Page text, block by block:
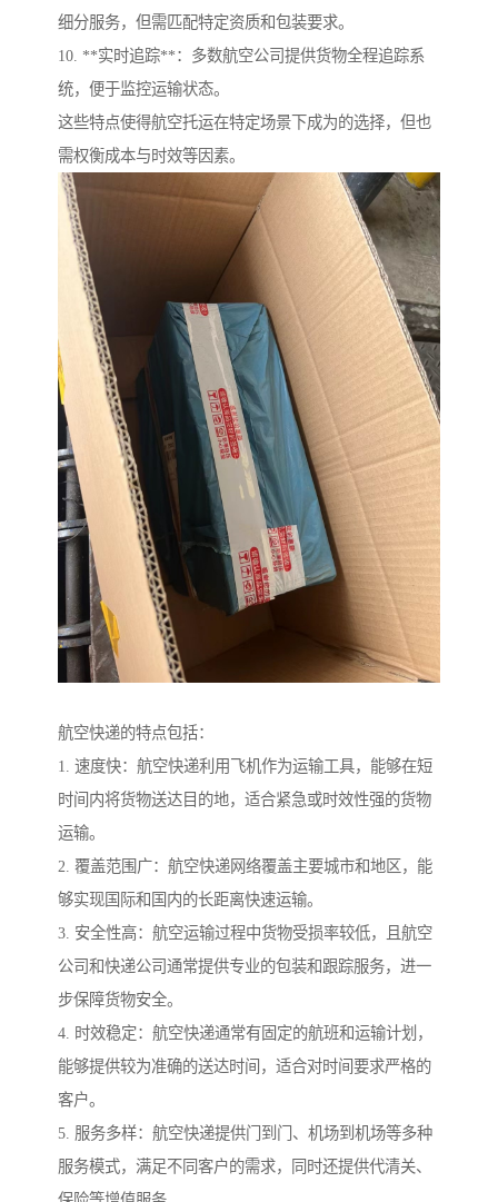
细分服务，但需匹配特定资质和包装要求。
10. **实时追踪**：多数航空公司提供货物全程追踪系
统，便于监控运输状态。
这些特点使得航空托运在特定场景下成为的选择，但也
需权衡成本与时效等因素。
航空快递的特点包括：
1. 速度快：航空快递利用飞机作为运输工具，能够在短
时间内将货物送达目的地，适合紧急或时效性强的货物
运输。
2. 覆盖范围广：航空快递网络覆盖主要城市和地区，能
够实现国际和国内的长距离快速运输。
3. 安全性高：航空运输过程中货物受损率较低，且航空
公司和快递公司通常提供专业的包装和跟踪服务，进一
步保障货物安全。
4. 时效稳定：航空快递通常有固定的航班和运输计划，
能够提供较为准确的送达时间，适合对时间要求严格的
客户。
5. 服务多样：航空快递提供门到门、机场到机场等多种
服务模式，满足不同客户的需求，同时还提供代清关、